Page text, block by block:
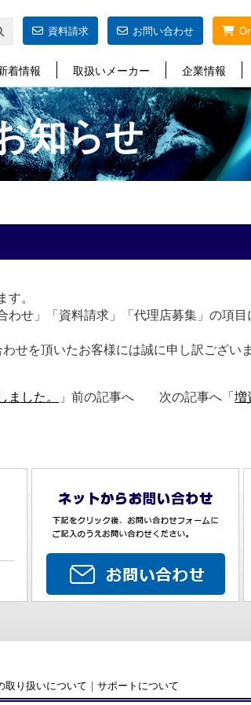
資料請求 お問い合わせ
着情報 取扱いメーカー 企業情報
知らせ
。
せ」「資料請求」「代理店募集」の項
せを頂いたお客様には誠に申し訳ござい
した。 」前の記事へ 次の記事へ「増
取り扱いについて ｜ サポートについて